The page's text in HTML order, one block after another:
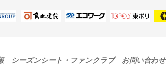
シーズンシート・ファンクラブ お問い合わせ